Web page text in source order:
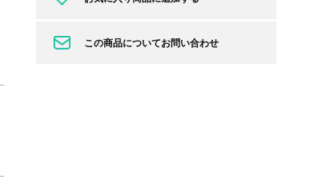
この商品についてお問い合わせ